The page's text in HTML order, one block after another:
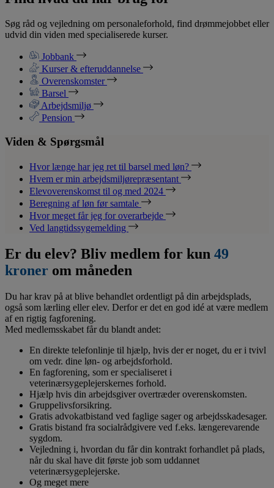
Søg råd og vejledning om personaleforhold, find drømmejobbet eller
udvid din viden med specialiserede kurser.
Jobbank
Kurser & efteruddannelse
Overenskomster
Barsel
Arbejdsmiljø
Pension
Viden & Spørgsmål
Hvor længe har jeg ret til barsel med løn?
Hvem er min arbejdsmiljørepræsentant
Elevoverenskomst til og med 2024
Beregning af løn før samtale
Hvor meget får jeg for overarbejde
Ved langtidssygemelding
Er du elev? Bliv medlem for kun 49
kroner om måneden
Du har krav på at blive behandlet ordentligt på din arbejdsplads,
også som lærling eller elev. Derfor er det en god idé at være medlem
af en rigtig fagforening.
Med medlemsskabet får du blandt andet:
En direkte telefonlinje til hjælp, hvis der er noget, du er i tvivl
om vedr. dine løn- og arbejdsforhold.
En fagforening, som er specialiseret i
veterinærsygeplejerskernes forhold.
Hjælp hvis din arbejdsgiver overtræder overenskomsten.
Gruppelivsforsikring.
Gratis advokatbistand ved faglige sager og arbejdsskadesager.
Gratis bistand fra socialrådgivere ved f.eks. længerevarende
sygdom.
Vejledning i, hvordan du får din kontrakt forhandlet på plads,
når du skal have dit første job som uddannet
veterinærsygeplejerske.
Og meget mere